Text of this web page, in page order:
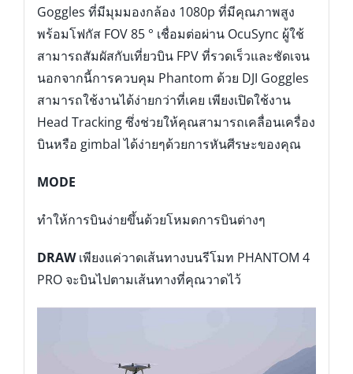
MODE
ทำให้การบินง่ายขึ้นด้วยโหมดการบินต่างๆ
DRAWเพียงแค่วาดเส้นทางบนรีโมท PHANTOM 4
PRO จะบินไปตามเส้นทางที่คุณวาดไว้
Controller ,และสามารถหลบเลี่ยงสิ่งกีดขวาง